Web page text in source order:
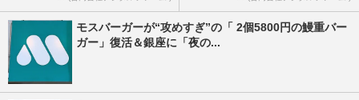
モスバーガーが“攻めすぎ”の「 2個5800円の鰻重バー
ガー」復活＆銀座に「夜の...